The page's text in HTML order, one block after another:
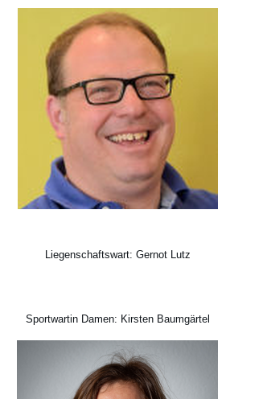
Liegenschaftswart: Gernot Lutz
Sportwartin Damen: Kirsten Baumgärtel